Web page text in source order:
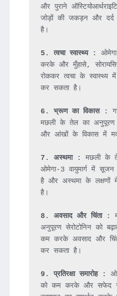
और पुराने
जोड़ों की जकड़न और
है।
5. त्वचा स्वास्थ्य :
करके और मुँहासे,
रोककर त्वचा के
कर सकता है।
6. भ्रूण का विकास :
मछली के तेल का अनुपूरण
और आंखों के विकास में
7. अस्थमा :
मछली के
ओमेगा-3 वायुमार्ग में
है और अस्थमा के लक्षणों
है।
8. अवसाद और चिंता :
अनुपूरण सेरोटोनिन को
कम करके अवसाद और
कर सकता है।
9. प्रतिरक्षा समारोह :
को कम करके और सफेद